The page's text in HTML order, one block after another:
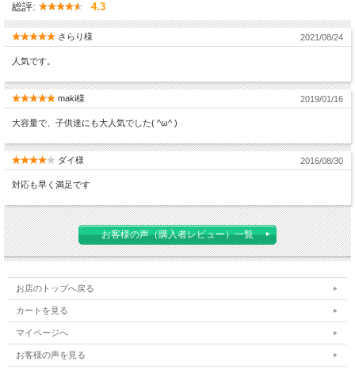
総評: 4.3
さらり様 2021/08/24
人気です。
maki様 2019/01/16
大容量で、子供達にも大人気でした( ^ω^ )
ダイ様 2016/08/30
対応も早く満足です
お客様の声（購入者レビュー）一覧
お店のトップへ戻る
カートを見る
マイページへ
お客様の声を見る